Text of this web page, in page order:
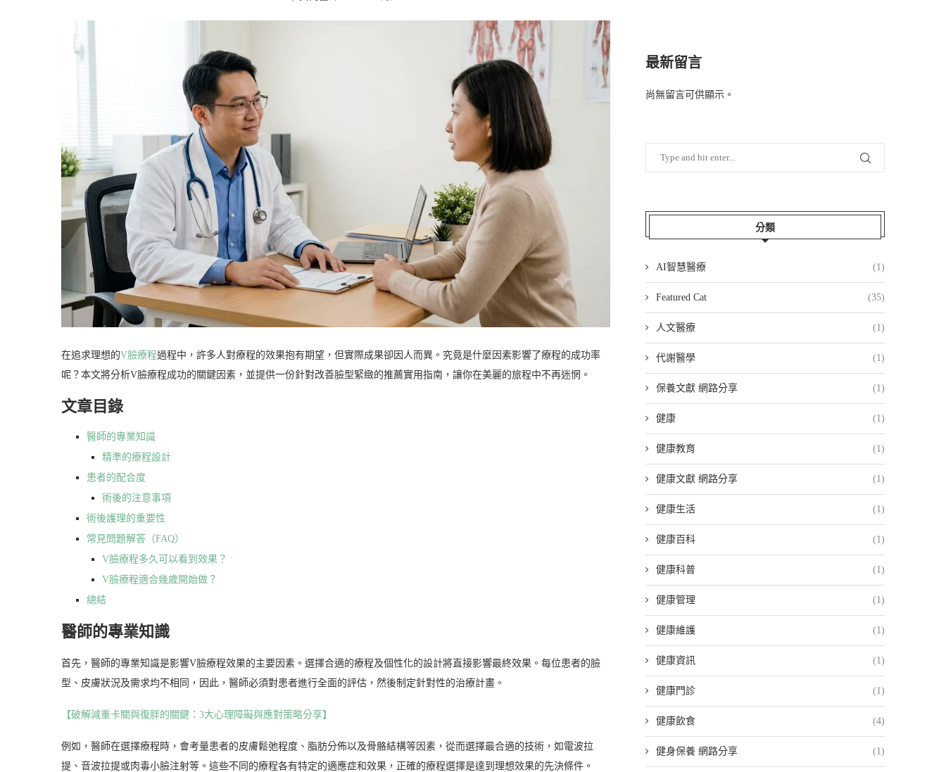
在追求理想的V臉療程過程中，許多人對療程的效果抱有期望，但實際成果卻因人而異。究竟是什麼因素影響了療程的成功率
呢？本文將分析V臉療程成功的關鍵因素，並提供一份針對改善臉型緊緻的推薦實用指南，讓你在美麗的旅程中不再迷惘。
文章目錄
醫師的專業知識
精準的療程設計
患者的配合度
術後的注意事項
術後護理的重要性
常見問題解答（FAQ）
V臉療程多久可以看到效果？
V臉療程適合幾歲開始做？
總結
醫師的專業知識
首先，醫師的專業知識是影響V臉療程效果的主要因素。選擇合適的療程及個性化的設計將直接影響最終效果。每位患者的臉
型、皮膚狀況及需求均不相同，因此，醫師必須對患者進行全面的評估，然後制定針對性的治療計畫。
【破解減重卡關與復胖的關鍵：3大心理障礙與應對策略分享】
例如，醫師在選擇療程時，會考量患者的皮膚鬆弛程度、脂肪分佈以及骨骼結構等因素，從而選擇最合適的技術，如電波拉
提、音波拉提或肉毒小臉注射等。這些不同的療程各有特定的適應症和效果，正確的療程選擇是達到理想效果的先決條件。
最新留言
尚無留言可供顯示。
分類
AI智慧醫療 (1)
Featured Cat (35)
人文醫療 (1)
代謝醫學 (1)
保養文獻 網路分享 (1)
健康 (1)
健康教育 (1)
健康文獻 網路分享 (1)
健康生活 (1)
健康百科 (1)
健康科普 (1)
健康管理 (1)
健康維護 (1)
健康資訊 (1)
健康門診 (1)
健康飲食 (4)
健身保養 網路分享 (1)